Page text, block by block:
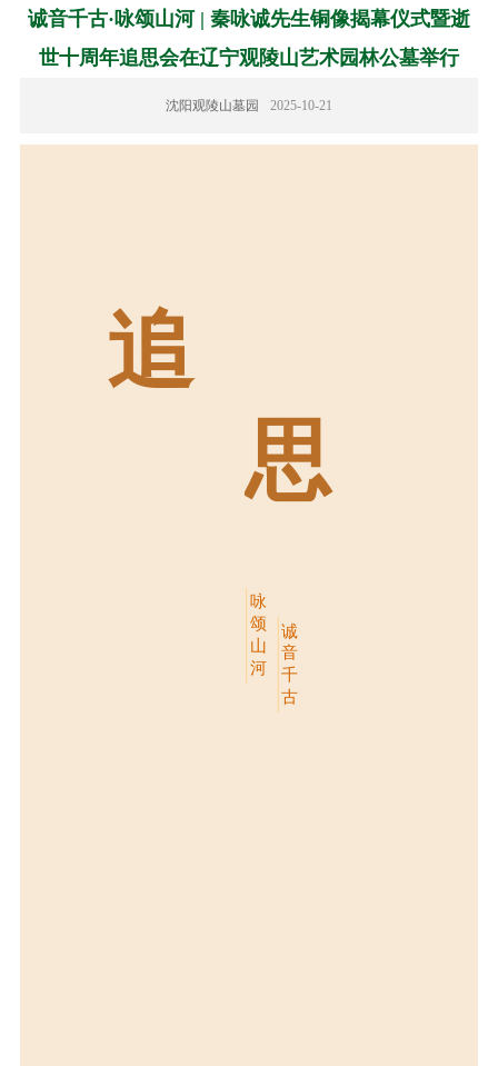
诚音千古·咏颂山河 | 秦咏诚先生铜像揭幕仪式暨逝
世十周年追思会在辽宁观陵山艺术园林公墓举行
沈阳观陵山墓园 2025-10-21
追
思
咏
颂
山
河
诚
音
千
古